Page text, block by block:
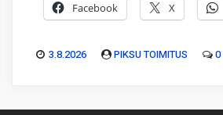
Facebook X
3.8.2026 PIKSU TOIMITUS 0